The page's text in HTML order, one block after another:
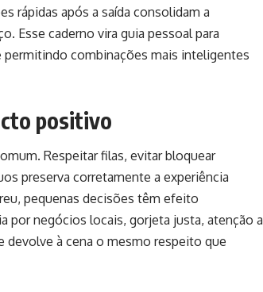
rápidas após a saída consolidam a
Esse caderno vira guia pessoal para
combinações mais inteligentes
positivo
Respeitar filas, evitar bloquear
preserva corretamente a experiência
pequenas decisões têm efeito
por negócios locais, gorjeta justa, atenção a
devolve à cena o mesmo respeito que